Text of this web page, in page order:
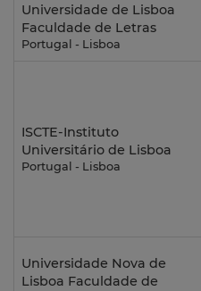
Universidade de Lisboa
Faculdade de Letras
Portugal - Lisboa
ISCTE-Instituto
Universitário de Lisboa
Portugal - Lisboa
Universidade Nova de
Lisboa Faculdade de